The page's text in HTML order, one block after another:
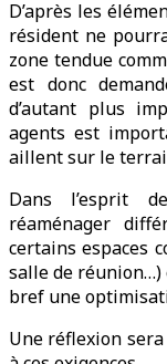
D’après les
résident ne
zone tendue
est donc
d’autant plus
agents est
aillent sur le
Dans l’esprit
réaménager
certains espaces
salle de réunion…)
bref une
Une réflexion